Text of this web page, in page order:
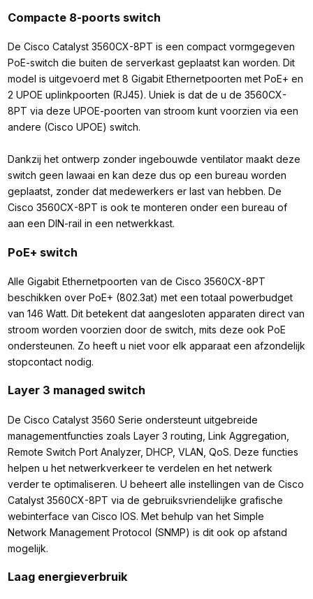
Compacte 8-poorts switch
De Cisco Catalyst 3560CX-8PT is een compact vormgegeven
PoE-switch die buiten de serverkast geplaatst kan worden. Dit
model is uitgevoerd met 8 Gigabit Ethernetpoorten met PoE+ en
2 UPOE uplinkpoorten (RJ45). Uniek is dat de u de 3560CX-
8PT via deze UPOE-poorten van stroom kunt voorzien via een
andere (Cisco UPOE) switch.
Dankzij het ontwerp zonder ingebouwde ventilator maakt deze
switch geen lawaai en kan deze dus op een bureau worden
geplaatst, zonder dat medewerkers er last van hebben. De
Cisco 3560CX-8PT is ook te monteren onder een bureau of
aan een DIN-rail in een netwerkkast.
PoE+ switch
Alle Gigabit Ethernetpoorten van de Cisco 3560CX-8PT
beschikken over PoE+ (802.3at) met een totaal powerbudget
van 146 Watt. Dit betekent dat aangesloten apparaten direct van
stroom worden voorzien door de switch, mits deze ook PoE
ondersteunen. Zo heeft u niet voor elk apparaat een afzondelijk
stopcontact nodig.
Layer 3 managed switch
De Cisco Catalyst 3560 Serie ondersteunt uitgebreide
managementfuncties zoals Layer 3 routing, Link Aggregation,
Remote Switch Port Analyzer, DHCP, VLAN, QoS. Deze functies
helpen u het netwerkverkeer te verdelen en het netwerk
verder te optimaliseren. U beheert alle instellingen van de Cisco
Catalyst 3560CX-8PT via de gebruiksvriendelijke grafische
webinterface van Cisco IOS. Met behulp van het Simple
Network Management Protocol (SNMP) is dit ook op afstand
mogelijk.
Laag energieverbruik